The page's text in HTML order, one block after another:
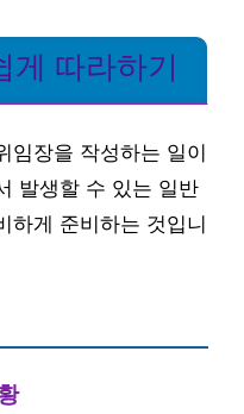
따라하기
임장을 작성하는 일이
발생할 수 있는 일반
하게 준비하는 것입니